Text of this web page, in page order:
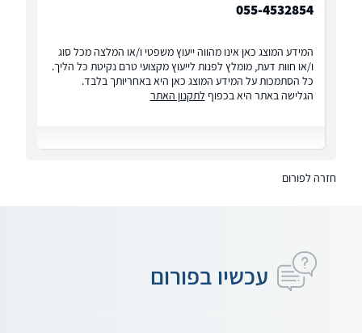
055-4532854
המידע המוצג כאן אינו מהווה ייעוץ משפטי ו/או המלצה מכל סוג
ו/או חוות דעת, מומלץ לפנות לייעוץ מקצועי טרם נקיטת כל הליך.
כל הסתמכות על המידע המוצג כאן היא באחריותך בלבד.
הגלישה באתר היא בכפוף לתקנון האתר
חזרה לפורום
עכשיו בפורום